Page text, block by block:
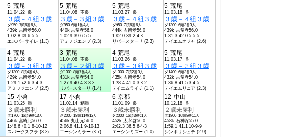
5 荒尾
11.04.22 良
３歳－４組３歳
ダ950 7頭6番6人
439k 吉留孝56.0
1:02.8 39.6 5-5
エスパーサイレ (1.3)
5 荒尾
11.04.08 不良
３歳－３組３歳
ダ950 6頭1番4人
440k 吉留孝56.0
1:02.9 39.6 5-5
アミフジエンブ (2.3)
5 荒尾
11.03.27 良
３歳－４組３歳
ダ950 7頭6番6人
444k 吉留孝56.0
1:02.0 39.2 4-3
リバースターリ (2.3)
5 荒尾
11.03.18 良
３歳－４組３歳
ダ1300 6頭3番3人
439k 吉留孝56.0
1:31.3 42.0 5-5-5
テイエムオジャ (2.6)
4 荒尾
11.04.22 良
３歳－３組３歳
ダ1300 8頭4番4人
429k 吉留孝54.0
1:29.1 42.6 3-4-3
アミフジエンブ (2.5)
3 荒尾
11.04.08 不良
３歳－２組３歳
ダ1300 8頭7番4人
431k 吉留孝54.0
1:27.9 40.4 3-3-3
リバースターリ (1.4)
4 荒尾
11.03.26 良
３歳－３組３歳
ダ1300 7頭2番3人
435k 吉留孝54.0
1:28.4 41.0 3-3-2
テイエムライチ (1.1)
5 荒尾
11.03.17 良
３歳－３組３歳
ダ1400 6頭3番3人
432k 吉留孝54.0
1:36.8 41.5 3-4-5
テイエムリニア (2.3)
15 小倉
11.03.26 重
３歳未勝利
ダ1700 16頭9番13人
446k 宮崎北56.0
1:48.6 40.1 8-10-12
スパークスフラ (3.3)
17 小倉
11.02.14 稍重
３歳未勝利
芝2000 18頭11番12人
456k 丸山元56.0
2:06.8 41.1 9-10-13
エーシンミラー (3.7)
6 京都
11.01.09 良
３歳未勝利
芝2000 16頭3番11人
452k 太宰啓56.0
2:02.3 36.5 6-4-3
エーシンミズー (1.0)
12 中山
10.12.18 良
２歳未勝利
ダ1800 16頭8番11人
458k 石神深55.0
1:59.1 41.1 10-9-9
シンボリシュテ (2.9)